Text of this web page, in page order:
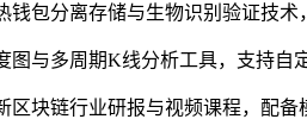
钱包分离存储与生物识别验证技
图与多周期K线分析工具，支持自
区块链行业研报与视频课程，配